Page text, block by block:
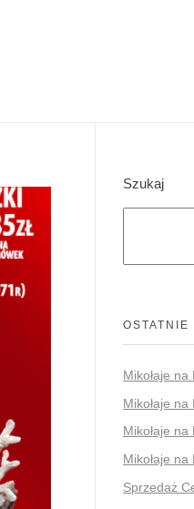
Szukaj
OSTATNIE
Mikołaje
Mikołaje
Mikołaje
Mikołaje
Sprzedaż